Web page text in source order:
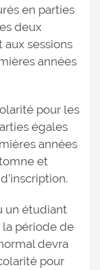
en parties
deux
aux sessions
années
pour les
égales
années
et
un étudiant
la période de
devra
pour